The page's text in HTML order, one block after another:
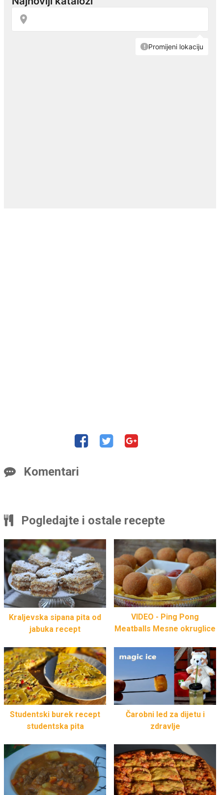
Komentari
Pogledajte i ostale recepte
Kraljevska sipana pita od
jabuka recept
VIDEO - Ping Pong
Meatballs Mesne okruglice
Studentski burek recept
studentska pita
Čarobni led za dijetu i
zdravlje